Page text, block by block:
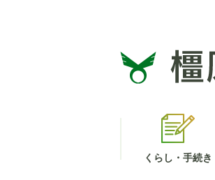
くらし・手続き